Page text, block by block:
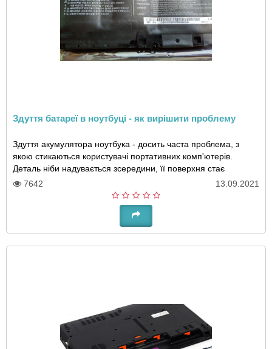
Здуття батареї в ноутбуці - як вирішити проблему
Здуття акумулятора ноутбука - досить часта проблема, з
якою стикаються користувачі портативних комп'ютерів.
Деталь ніби надувається зсередини, її поверхня стає
рельєфною через появу горбків і нерівнос..
7642 13.09.2021